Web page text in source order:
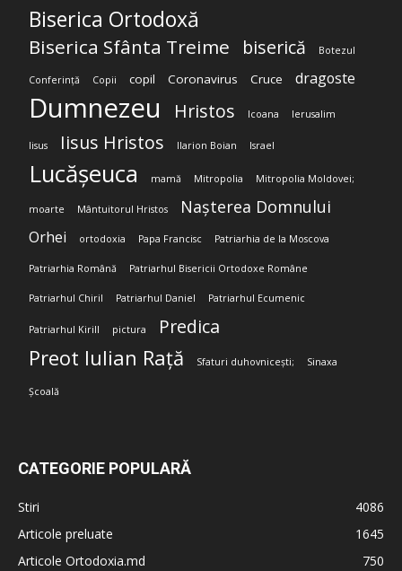
Biserica Ortodoxă
Biserica Sfânta Treime biserică Botezul
Conferință Copii copil Coronavirus Cruce dragoste
Dumnezeu Hristos Icoana Ierusalim
Iisus Iisus Hristos Ilarion Boian Israel
Lucășeuca mamă Mitropolia Mitropolia Moldovei;
moarte Mântuitorul Hristos Nașterea Domnului
Orhei ortodoxia Papa Francisc Patriarhia de la Moscova
Patriarhia Română Patriarhul Bisericii Ortodoxe Române
Patriarhul Chiril Patriarhul Daniel Patriarhul Ecumenic
Patriarhul Kirill pictura Predica
Preot Iulian Rață Sfaturi duhovnicești; Sinaxa
Școală
CATEGORIE POPULARĂ
Stiri
4086
Articole preluate
1645
Articole Ortodoxia.md
750